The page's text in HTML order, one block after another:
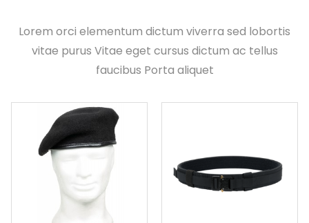
Lorem orci elementum dictum viverra sed lobortis
vitae purus Vitae eget cursus dictum ac tellus
faucibus Porta aliquet